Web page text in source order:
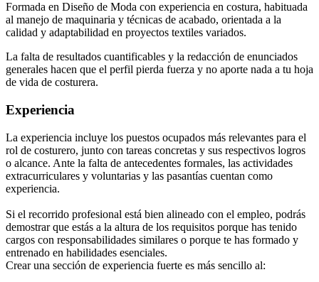
Formada en Diseño de Moda con experiencia en costura, habituada
al manejo de maquinaria y técnicas de acabado, orientada a la
calidad y adaptabilidad en proyectos textiles variados.
La falta de resultados cuantificables y la redacción de enunciados
generales hacen que el perfil pierda fuerza y no aporte nada a tu hoja
de vida de costurera.
Experiencia
La experiencia incluye los puestos ocupados más relevantes para el
rol de costurero, junto con tareas concretas y sus respectivos logros
o alcance. Ante la falta de antecedentes formales, las actividades
extracurriculares y voluntarias y las pasantías cuentan como
experiencia.
Si el recorrido profesional está bien alineado con el empleo, podrás
demostrar que estás a la altura de los requisitos porque has tenido
cargos con responsabilidades similares o porque te has formado y
entrenado en habilidades esenciales.
Crear una sección de experiencia fuerte es más sencillo al: